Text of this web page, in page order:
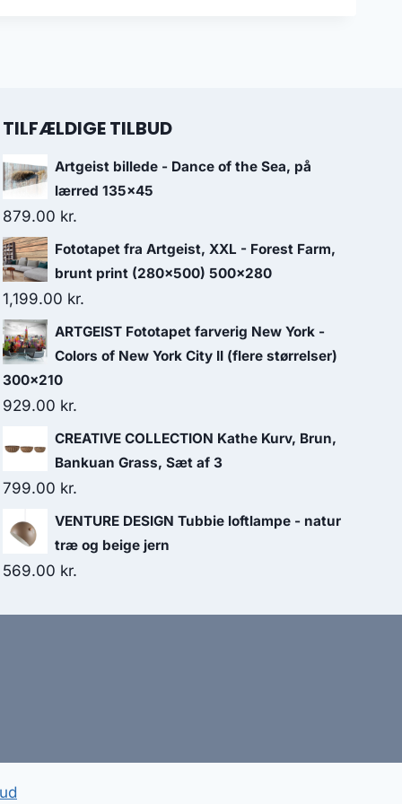
TILFÆLDIGE TILBUD
Artgeist billede - Dance of the Sea, på
lærred 135x45
879.00 kr.
Fototapet fra Artgeist, XXL - Forest Farm,
brunt print (280x500) 500x280
1,199.00 kr.
ARTGEIST Fototapet farverig New York -
Colors of New York City II (flere størrelser)
300x210
929.00 kr.
CREATIVE COLLECTION Kathe Kurv, Brun,
Bankuan Grass, Sæt af 3
799.00 kr.
VENTURE DESIGN Tubbie loftlampe - natur
træ og beige jern
569.00 kr.